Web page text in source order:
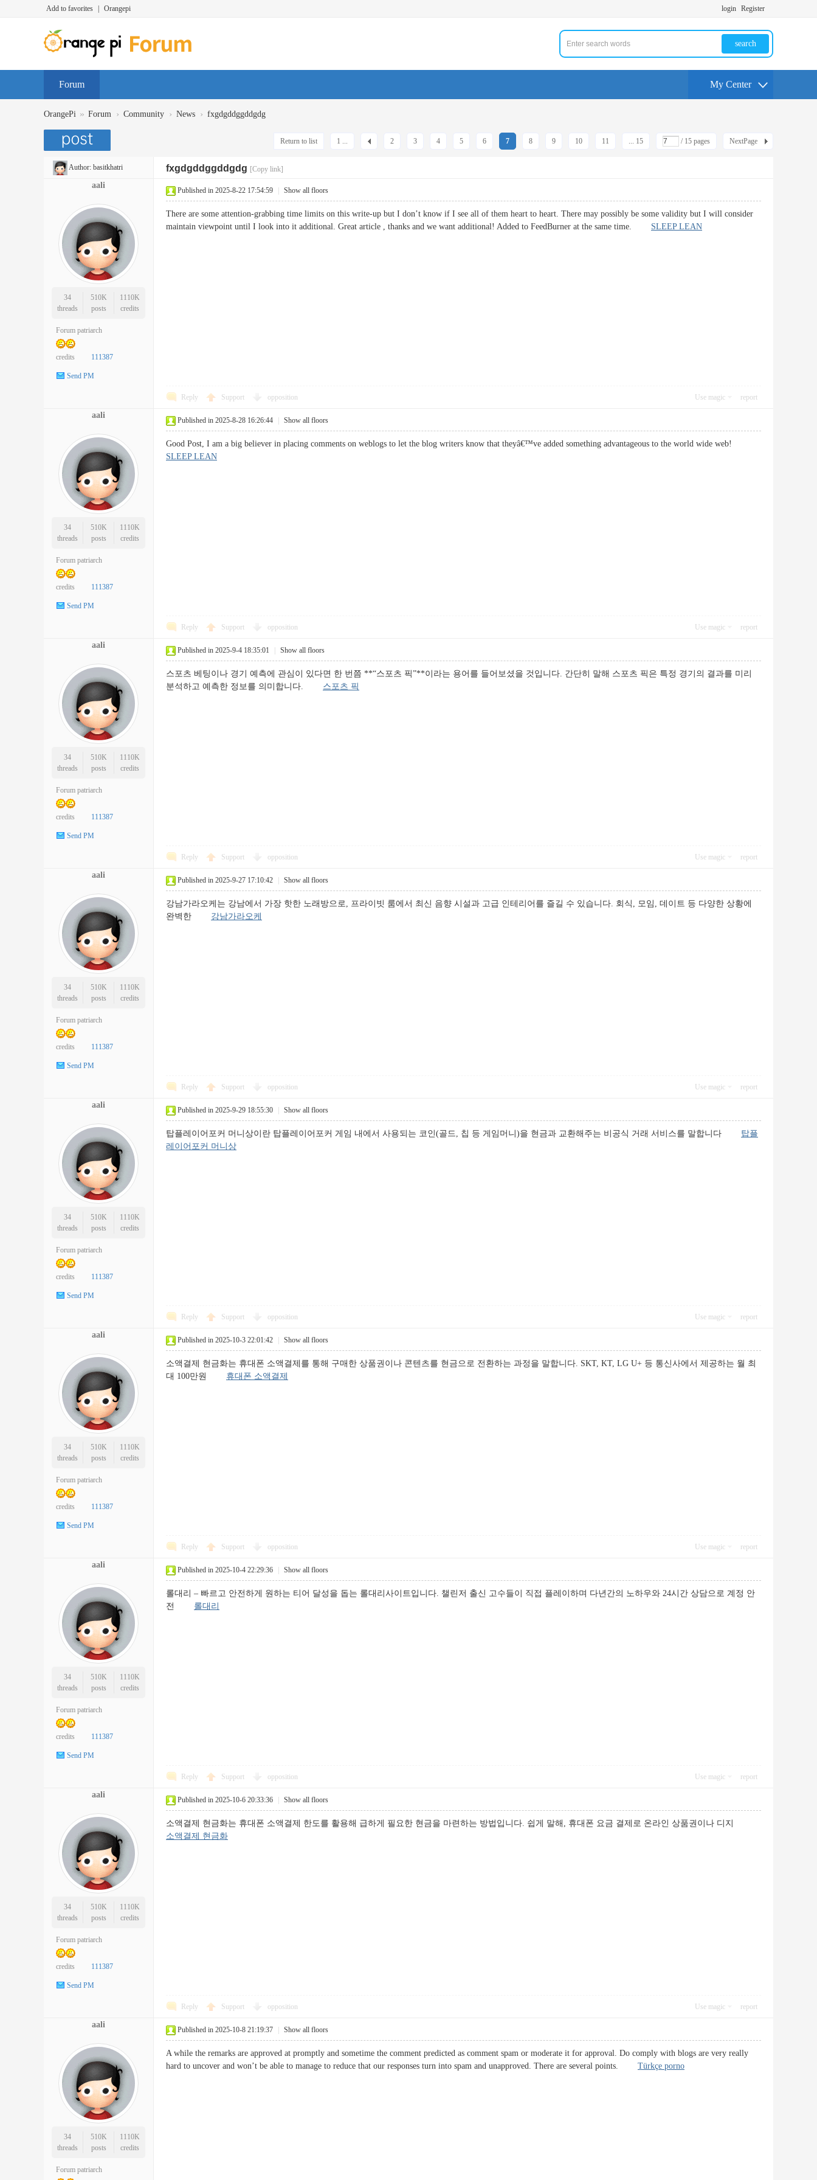
Add to favorites Orangepi login Register
search
Forum My Center
OrangePi » Forum › Community › News › fxgdgddggddgdg
1 ... 2 3 4 5 6 7 8 9 10 11 ... 15 / 15 pages NextPage
Return to list
Author: basitkhatri fxgdgddggddgdg [Copy link]
aali
34
threads
510K
posts
1110K
credits
Forum patriarch
credits 111387
Send PM
Published in 2025-8-22 17:54:59 Show all floors
There are some attention-grabbing time limits on this write-up but I don’t know if I see all of them heart to heart. There may possibly be some validity but I will consider
maintain viewpoint until I look into it additional. Great article , thanks and we want additional! Added to FeedBurner at the same time. SLEEP LEAN
Reply Support opposition Use magic report
aali
34
threads
510K
posts
1110K
credits
Forum patriarch
credits 111387
Send PM
Published in 2025-8-28 16:26:44 Show all floors
Good Post, I am a big believer in placing comments on weblogs to let the blog writers know that theyâ€™ve added something advantageous to the world wide web!
SLEEP LEAN
Reply Support opposition Use magic report
aali
34
threads
510K
posts
1110K
credits
Forum patriarch
credits 111387
Send PM
Published in 2025-9-4 18:35:01 Show all floors
스포츠 베팅이나 경기 예측에 관심이 있다면 한 번쯤 **“스포츠 픽”**이라는 용어를 들어보셨을 것입니다. 간단히 말해 스포츠 픽은 특정 경기의 결과를 미리
분석하고 예측한 정보를 의미합니다. 스포츠 픽
Reply Support opposition Use magic report
aali
34
threads
510K
posts
1110K
credits
Forum patriarch
credits 111387
Send PM
Published in 2025-9-27 17:10:42 Show all floors
강남가라오케는 강남에서 가장 핫한 노래방으로, 프라이빗 룸에서 최신 음향 시설과 고급 인테리어를 즐길 수 있습니다. 회식, 모임, 데이트 등 다양한 상황에
완벽한 강남가라오케
Reply Support opposition Use magic report
aali
34
threads
510K
posts
1110K
credits
Forum patriarch
credits 111387
Send PM
Published in 2025-9-29 18:55:30 Show all floors
탑플레이어포커 머니상이란 탑플레이어포커 게임 내에서 사용되는 코인(골드, 칩 등 게임머니)을 현금과 교환해주는 비공식 거래 서비스를 말합니다 탑플
레이어포커 머니상
Reply Support opposition Use magic report
aali
34
threads
510K
posts
1110K
credits
Forum patriarch
credits 111387
Send PM
Published in 2025-10-3 22:01:42 Show all floors
소액결제 현금화는 휴대폰 소액결제를 통해 구매한 상품권이나 콘텐츠를 현금으로 전환하는 과정을 말합니다. SKT, KT, LG U+ 등 통신사에서 제공하는 월 최
대 100만원 휴대폰 소액결제
Reply Support opposition Use magic report
aali
34
threads
510K
posts
1110K
credits
Forum patriarch
credits 111387
Send PM
Published in 2025-10-4 22:29:36 Show all floors
롤대리 – 빠르고 안전하게 원하는 티어 달성을 돕는 롤대리사이트입니다. 챌린저 출신 고수들이 직접 플레이하며 다년간의 노하우와 24시간 상담으로 계정 안
전 롤대리
Reply Support opposition Use magic report
aali
34
threads
510K
posts
1110K
credits
Forum patriarch
credits 111387
Send PM
Published in 2025-10-6 20:33:36 Show all floors
소액결제 현금화는 휴대폰 소액결제 한도를 활용해 급하게 필요한 현금을 마련하는 방법입니다. 쉽게 말해, 휴대폰 요금 결제로 온라인 상품권이나 디지
소액결제 현금화
Reply Support opposition Use magic report
aali
34
threads
510K
posts
1110K
credits
Forum patriarch
Published in 2025-10-8 21:19:37 Show all floors
A while the remarks are approved at promptly and sometime the comment predicted as comment spam or moderate it for approval. Do comply with blogs are very really
hard to uncover and won’t be able to manage to reduce that our responses turn into spam and unapproved. There are several points. Türkçe porno